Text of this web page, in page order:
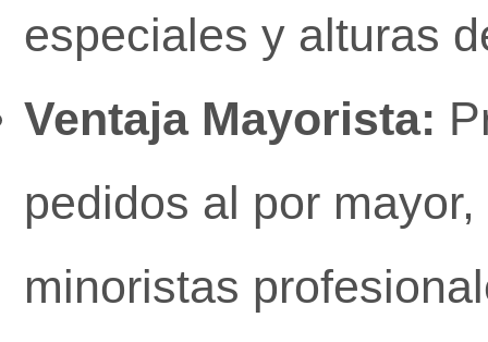
especiales y alturas
Ventaja Mayorista:
pedidos al por
minoristas